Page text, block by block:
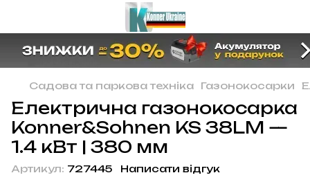
Садова та паркова техніка Газонокосарки
Електрична газонокосарка
Konner&Sohnen KS 38LM —
1.4 кВт | 380 мм
Артикул: 727445 Написати відгук